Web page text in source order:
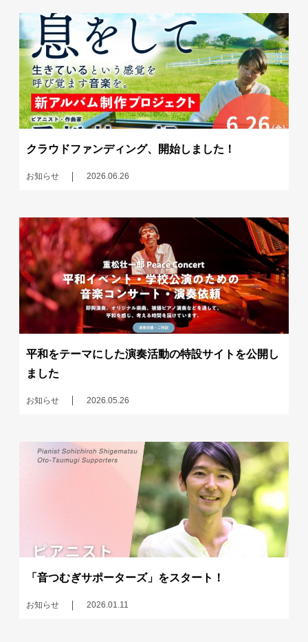
クラウドファンディング、開始しました！
お知らせ 2026.06.26
平和をテーマにした演奏活動の特設サイトを公開し
ました
お知らせ 2026.05.26
「音つむぎサポーターズ」をスタート！
お知らせ 2026.01.11